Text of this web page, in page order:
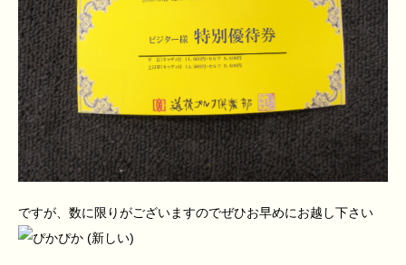
ですが、数に限りがございますのでぜひお早めにお越し下さい